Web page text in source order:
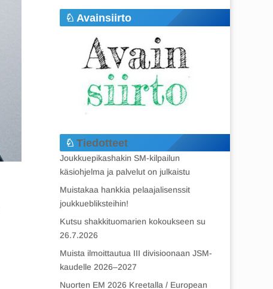
Avainsiirto
Tiedotteet
Joukkuepikashakin SM-kilpailun
käsiohjelma ja palvelut on julkaistu
Muistakaa hankkia pelaajalisenssit
joukkuebliksteihin!
Kutsu shakkituomarien kokoukseen su
26.7.2026
Muista ilmoittautua III divisioonaan JSM-
kaudelle 2026–2027
Nuorten EM 2026 Kreetalla / European